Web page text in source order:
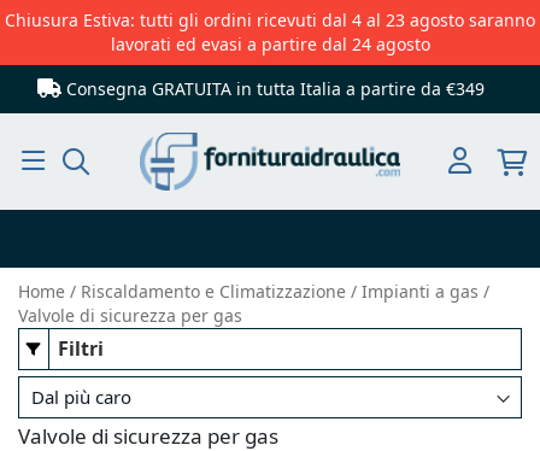
Chiusura Estiva: tutti gli ordini ricevuti dal 4 al 23 agosto saranno
lavorati ed evasi a partire dal 24 agosto
Consegna GRATUITA in tutta Italia a partire da €349
Home Riscaldamento e Climatizzazione
Impianti a gas
Valvole di sicurezza per gas
Valvole di sicurezza per gas
Filtri